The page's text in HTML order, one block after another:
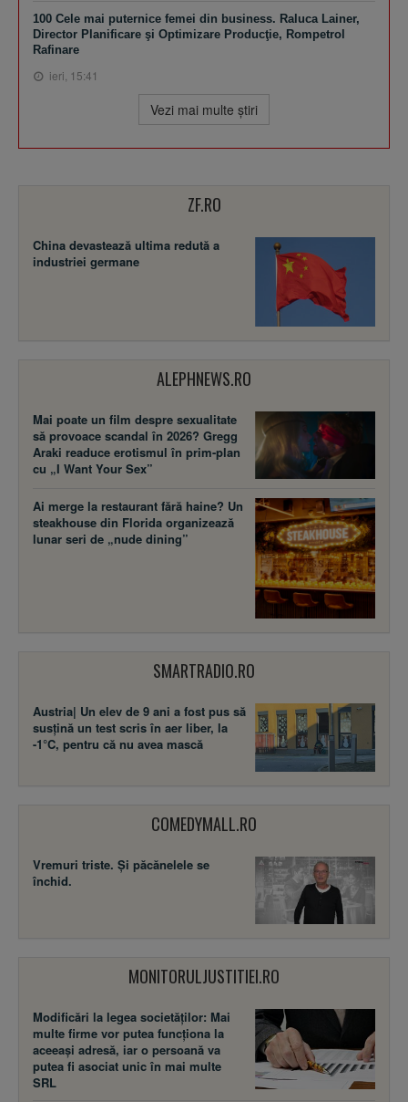
100 Cele mai puternice femei din business. Raluca Lainer,
Director Planificare şi Optimizare Producţie, Rompetrol
Rafinare
ieri, 15:41
Vezi mai multe ştiri
ZF.RO
China devastează ultima redută a
industriei germane
ALEPHNEWS.RO
Mai poate un film despre sexualitate
să provoace scandal în 2026? Gregg
Araki readuce erotismul în prim-plan
cu „I Want Your Sex”
Ai merge la restaurant fără haine? Un
steakhouse din Florida organizează
lunar seri de „nude dining”
SMARTRADIO.RO
Austria| Un elev de 9 ani a fost pus să
susţină un test scris în aer liber, la
-1°C, pentru că nu avea mască
COMEDYMALL.RO
Vremuri triste. Şi păcănelele se
închid.
MONITORULJUSTITIEI.RO
Modificări la legea societăţilor: Mai
multe firme vor putea funcţiona la
aceeaşi adresă, iar o persoană va
putea fi asociat unic în mai multe
SRL